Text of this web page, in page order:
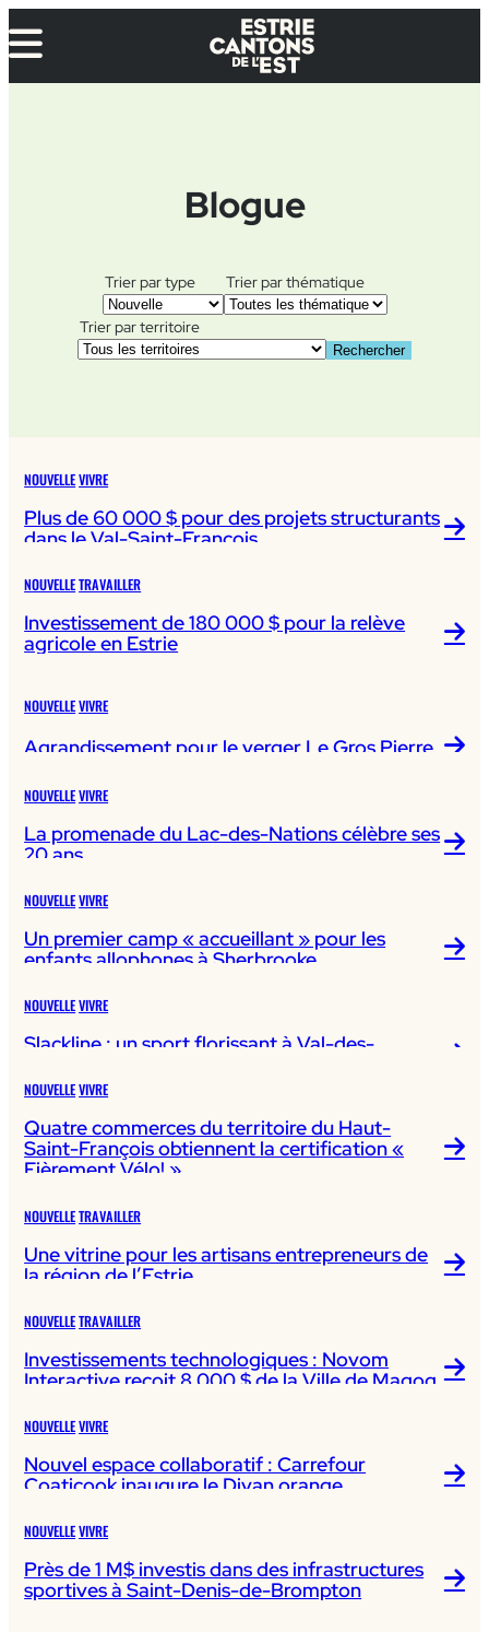
au
Blogue
Trier par type Trier par thématique
Trier par territoire
Rechercher
NOUVELLEVIVRE
Plus de 60 000 $ pour des projets structurants
dans le Val-Saint-François
NOUVELLETRAVAILLER
Investissement de 180 000 $ pour la relève
agricole en Estrie
NOUVELLEVIVRE
Agrandissement pour le verger Le Gros Pierre
NOUVELLEVIVRE
La promenade du Lac-des-Nations célèbre ses
20 ans
NOUVELLEVIVRE
Un premier camp « accueillant » pour les
enfants allophones à Sherbrooke
NOUVELLEVIVRE
Slackline : un sport florissant à Val-des-
NOUVELLEVIVRE
Quatre commerces du territoire du Haut-
Saint-François obtiennent la certification «
Fièrement Vélo! »
NOUVELLETRAVAILLER
Une vitrine pour les artisans entrepreneurs de
la région de l’Estrie
NOUVELLETRAVAILLER
Investissements technologiques : Novom
Interactive reçoit 8 000 $ de la Ville de Magog
NOUVELLEVIVRE
Nouvel espace collaboratif : Carrefour
Coaticook inaugure le Divan orange
NOUVELLEVIVRE
Près de 1 M$ investis dans des infrastructures
sportives à Saint-Denis-de-Brompton